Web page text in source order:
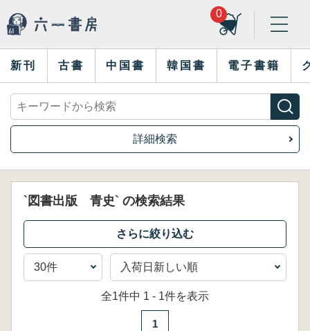
0
新刊 古書 中国書 韓国書 電子書籍
詳細検索
`図書出版 青史` の検索結果
全1件中 1 - 1件を表示
1